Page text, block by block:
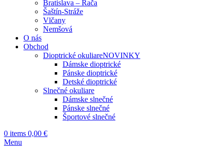
Bratislava – Rača
Šaštín-Stráže
Vlčany
Nemšová
O nás
Obchod
Dioptrické okuliareNOVINKY
Dámske dioptrické
Pánske dioptrické
Detské dioptrické
Slnečné okuliare
Dámske slnečné
Pánske slnečné
Športové slnečné
0 items 0,00 €
Menu